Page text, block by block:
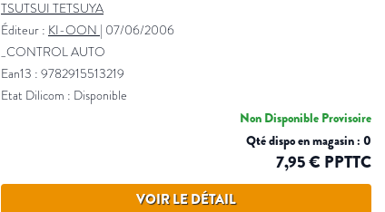
TSUTSUI TETSUYA
Éditeur : KI-OON | 07/06/2006
_CONTROL AUTO
Ean13 : 9782915513219
Etat Dilicom : Disponible
Non Disponible Provisoire
Qté dispo en magasin : 0
7,95 € PPTTC
VOIR LE DÉTAIL